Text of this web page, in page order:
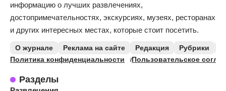
информацию о лучших развлечениях,
достопримечательностях, экскурсиях, музеях, ресторанах
и других интересных местах, которые стоит посетить.
О журнале Реклама на сайте Редакция Рубрики
Политика конфиденциальности
Пользовательское
Разделы